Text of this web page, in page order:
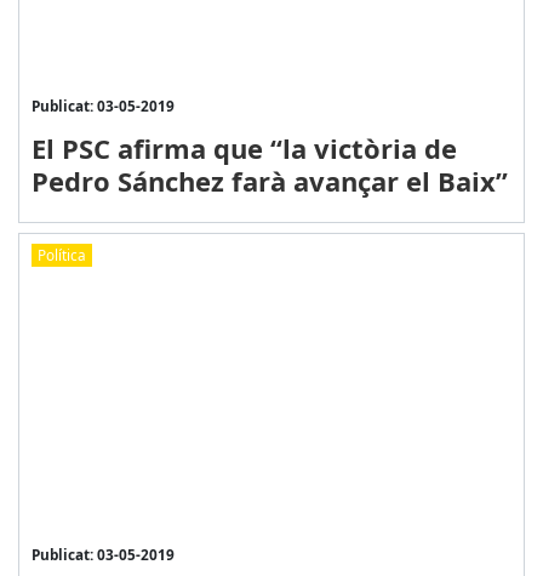
Publicat: 03-05-2019
El PSC afirma que “la victòria de
Pedro Sánchez farà avançar el Baix”
Política
Publicat: 03-05-2019